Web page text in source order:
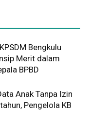
Bengkulu
Merit dalam
BPBD
Anak Tanpa Izin
Pengelola KB